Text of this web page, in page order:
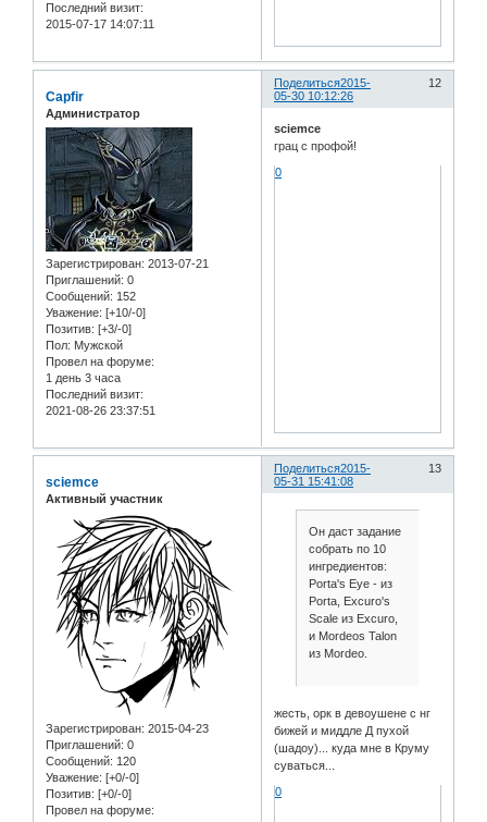
Последний визит:
2015-07-17 14:07:11
Поделиться 12
2015-
05-30 10:12:26
Capfir
Администратор
Зарегистрирован: 2013-07-21
Приглашений: 0
Сообщений: 152
Уважение: [+10/-0]
Позитив: [+3/-0]
Пол: Мужской
Провел на форуме:
1 день 3 часа
Последний визит:
2021-08-26 23:37:51
sciemce
грац с профой!
0
Поделиться 13
2015-
05-31 15:41:08
sciemce
Активный участник
Зарегистрирован: 2015-04-23
Приглашений: 0
Сообщений: 120
Уважение: [+0/-0]
Позитив: [+0/-0]
Провел на форуме:
Он даст задание
собрать по 10
ингредиентов:
Porta's Eye - из
Porta, Excuro's
Scale из Excuro,
и Mordeos Talon
из Mordeo.
жесть, орк в девоушене с нг
бижей и миддле Д пухой
(шадоу)... куда мне в Круму
суваться...
0